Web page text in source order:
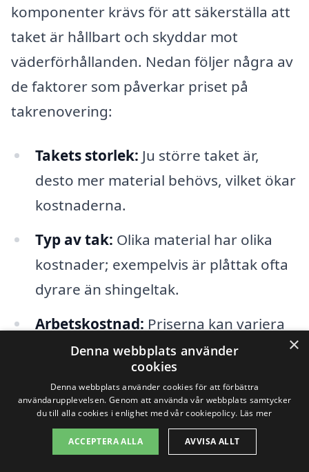
komponenter krävs för att säkerställa att
taket är hållbart och skyddar mot
väderförhållanden. Nedan följer några av
de faktorer som påverkar priset på
takrenovering:
Takets storlek: Ju större taket är,
desto mer material behövs, vilket ökar
kostnaderna.
Typ av tak: Olika material har olika
kostnader; exempelvis är plåttak ofta
dyrare än shingeltak.
Arbetskostnad: Priserna kan variera
mellan olika entreprenörer beroende
på deras erfarenhet och rykte.
Eventuella reparationer:Om det
finns underliggande skador, som råd
eller läckage, kan detta öka
×
Denna webbplats använder
cookies
Denna webbplats använder cookies för att förbättra
användarupplevelsen. Genom att använda vår webbplats samtycker
du till alla cookies i enlighet med vår cookiepolicy. Läs mer
ACCEPTERA ALLA AVVISA ALLT